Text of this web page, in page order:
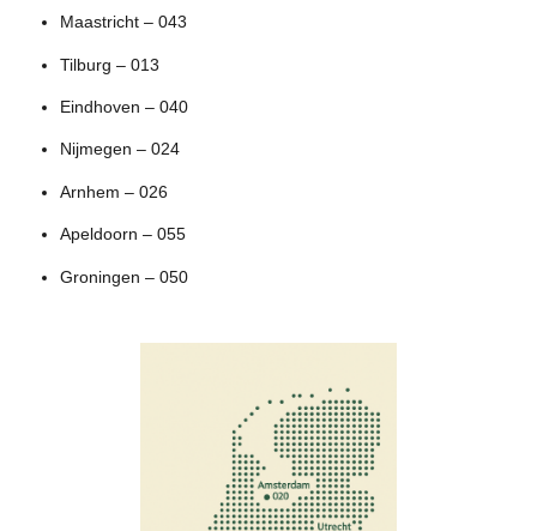
Maastricht – 043
Tilburg – 013
Eindhoven – 040
Nijmegen – 024
Arnhem – 026
Apeldoorn – 055
Groningen – 050